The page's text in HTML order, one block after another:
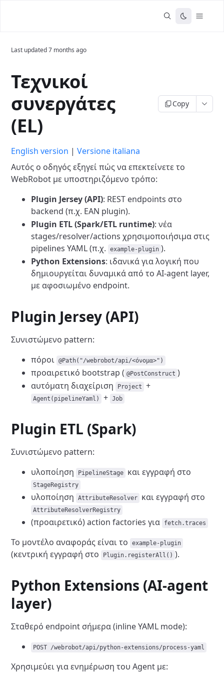
Last updated7 months ago
Τεχνικοί
συνεργάτες
(EL)
Copy
English version |Versione italiana
Αυτός ο οδηγός εξηγεί πώς να επεκτείνετε το
WebRobot με υποστηριζόμενο τρόπο:
Plugin Jersey (API): REST endpoints στο
backend (π.χ. EAN plugin).
Plugin ETL (Spark/ETL runtime): νέα
stages/resolver/actions χρησιμοποιήσιμα στις
pipelines YAML (π.χ.
example-plugin ).
Python Extensions: ιδανικά για λογική που
δημιουργείται δυναμικά από το AI-agent layer,
με αφοσιωμένο endpoint.
Plugin Jersey (API)
Συνιστώμενο pattern:
πόροι
@Path("/webrobot/api/<όνομα>")
προαιρετικό bootstrap ( @PostConstruct )
αυτόματη διαχείριση
Project +
Agent(pipelineYaml) + Job
Plugin ETL (Spark)
Συνιστώμενο pattern:
υλοποίηση
PipelineStage και εγγραφή στο
StageRegistry
υλοποίηση AttributeResolver και εγγραφή στο
AttributeResolverRegistry
(προαιρετικό) action factories για fetch.traces
Το μοντέλο αναφοράς είναι το example-plugin
(κεντρική εγγραφή στο Plugin.registerAll() ).
Python Extensions (AI-agent
layer)
Σταθερό endpoint σήμερα (inline YAML mode):
POST /webrobot/api/python-extensions/process-yaml
Χρησιμεύει για ενημέρωση του Agent με: